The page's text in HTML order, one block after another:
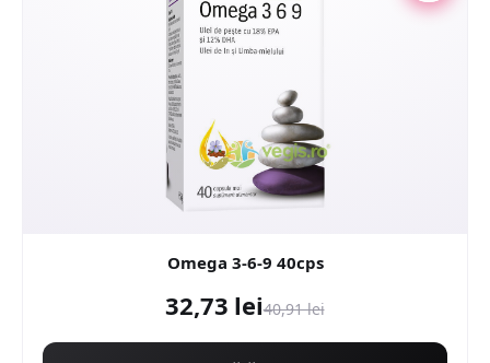
Omega 3-6-9 40cps
32,73 lei40,91 lei